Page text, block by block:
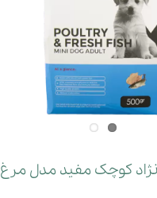
کوچک مفید مدل